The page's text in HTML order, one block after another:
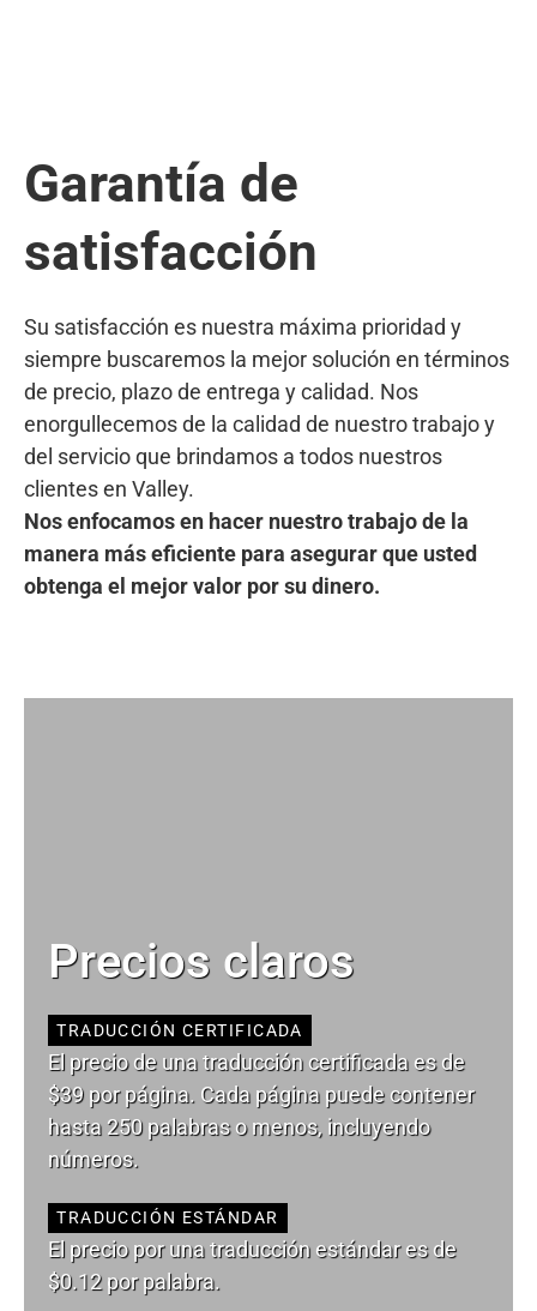
Garantía de
satisfacción
Su satisfacción es nuestra máxima prioridad y
siempre buscaremos la mejor solución en términos
de precio, plazo de entrega y calidad. Nos
enorgullecemos de la calidad de nuestro trabajo y
del servicio que brindamos a todos nuestros
clientes en Valley.
Nos enfocamos en hacer nuestro trabajo de la
manera más eficiente para asegurar que usted
obtenga el mejor valor por su dinero.
Precios claros
TRADUCCIÓN CERTIFICADA
El precio de una traducción certificada es de
$39 por página. Cada página puede contener
hasta 250 palabras o menos, incluyendo
números.
TRADUCCIÓN ESTÁNDAR
El precio por una traducción estándar es de
$0.12 por palabra.